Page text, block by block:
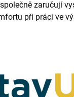
zaručují
při práci ve